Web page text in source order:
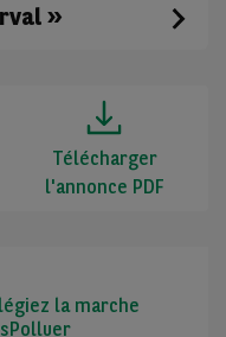
»
Télécharger
l'annonce PDF
la marche